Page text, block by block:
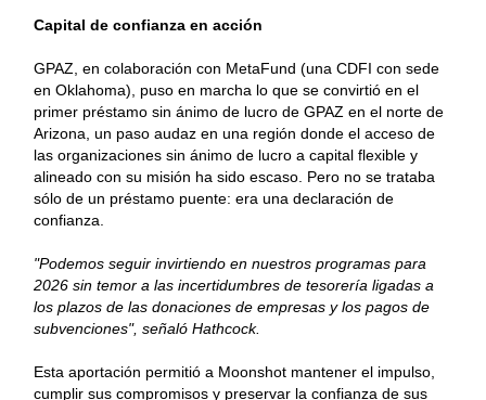
Capital de confianza en acción
GPAZ, en colaboración con MetaFund (una CDFI con sede
en Oklahoma), puso en marcha lo que se convirtió en el
primer préstamo sin ánimo de lucro de GPAZ en el norte de
Arizona, un paso audaz en una región donde el acceso de
las organizaciones sin ánimo de lucro a capital flexible y
alineado con su misión ha sido escaso. Pero no se trataba
sólo de un préstamo puente: era una declaración de
confianza.
"Podemos seguir invirtiendo en nuestros programas para
2026 sin temor a las incertidumbres de tesorería ligadas a
los plazos de las donaciones de empresas y los pagos de
subvenciones", señaló Hathcock.
Esta aportación permitió a Moonshot mantener el impulso,
cumplir sus compromisos y preservar la confianza de sus